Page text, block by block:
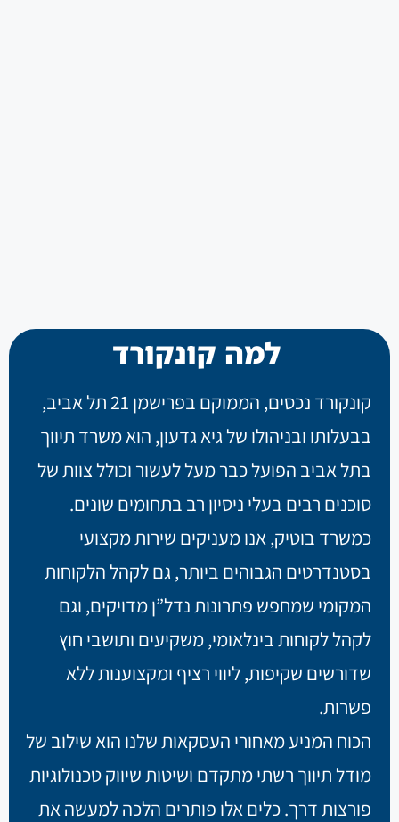
למה קונקורד
קונקורד נכסים, הממוקם בפרישמן 21 תל אביב,
בבעלותו ובניהולו של גיא גדעון, הוא משרד תיווך
בתל אביב הפועל כבר מעל לעשור וכולל צוות של
סוכנים רבים בעלי ניסיון רב בתחומים שונים.
כמשרד בוטיק, אנו מעניקים שירות מקצועי
בסטנדרטים הגבוהים ביותר, גם לקהל הלקוחות
המקומי שמחפש פתרונות נדל”ן מדויקים, וגם
לקהל לקוחות בינלאומי, משקיעים ותושבי חוץ
שדורשים שקיפות, ליווי רציף ומקצוענות ללא
פשרות.
הכוח המניע מאחורי העסקאות שלנו הוא שילוב של
מודל תיווך רשתי מתקדם ושיטות שיווק טכנולוגיות
פורצות דרך. כלים אלו פותרים הלכה למעשה את